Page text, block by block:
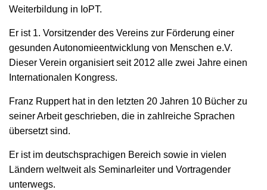
Weiterbildung in IoPT.
Er ist 1. Vorsitzender des Vereins zur Förderung einer
gesunden Autonomieentwicklung von Menschen e.V.
Dieser Verein organisiert seit 2012 alle zwei Jahre einen
Internationalen Kongress.
Franz Ruppert hat in den letzten 20 Jahren 10 Bücher zu
seiner Arbeit geschrieben, die in zahlreiche Sprachen
übersetzt sind.
Er ist im deutschsprachigen Bereich sowie in vielen
Ländern weltweit als Seminarleiter und Vortragender
unterwegs.